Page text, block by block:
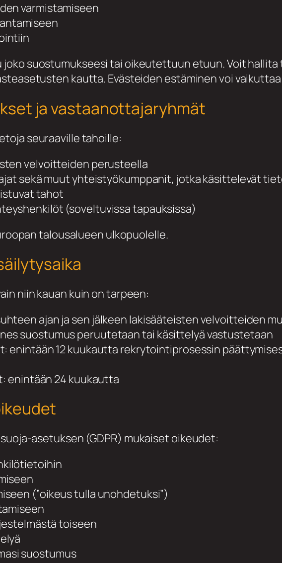
varmistamiseen
suostumukseesi tai oikeutettuun etuun. Voit hallita
kautta. Evästeiden estäminen voi
ja vastaanottajaryhmät
seuraaville tahoille:
velvoitteiden perusteella
sekä muut yhteistyökumppanit, jotka käsittelevät
tahot
(soveltuvissa tapauksissa)
talousalueen ulkopuolelle.
niin kauan kuin on tarpeen:
ajan ja sen jälkeen lakisääteisten velvoitteiden
suostumus peruutetaan tai käsittelyä vastustetaan
enintään 12 kuukautta rekrytointiprosessin
enintään 24 kuukautta
asetuksen (GDPR) mukaiset oikeudet:
(”oikeus tulla unohdetuksi”)
toiseen
suostumus